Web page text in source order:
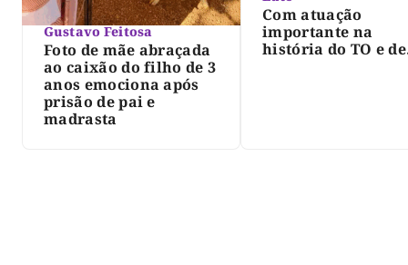
Gustavo Feitosa
Foto de mãe abraçada
ao caixão do filho de 3
anos emociona após
prisão de pai e
madrasta
Com atuação
importante na
história do TO e de